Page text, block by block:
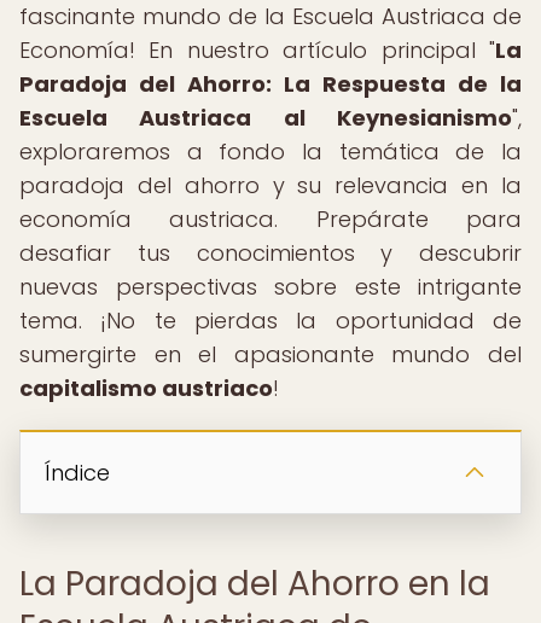
fascinante mundo de la Escuela Austriaca de
Economía! En nuestro artículo principal "La
Paradoja del Ahorro: La Respuesta de la
Escuela Austriaca al Keynesianismo",
exploraremos a fondo la temática de la
paradoja del ahorro y su relevancia en la
economía austriaca. Prepárate para
desafiar tus conocimientos y descubrir
nuevas perspectivas sobre este intrigante
tema. ¡No te pierdas la oportunidad de
sumergirte en el apasionante mundo del
capitalismo austriaco!
Índice
La Paradoja del Ahorro en la